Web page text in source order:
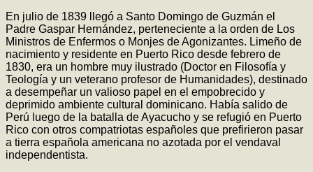
En julio de 1839 llegó a Santo Domingo de Guzmán el
Padre Gaspar Hernández, perteneciente a la orden de Los
Ministros de Enfermos o Monjes de Agonizantes. Limeño de
nacimiento y residente en Puerto Rico desde febrero de
1830, era un hombre muy ilustrado (Doctor en Filosofía y
Teología y un veterano profesor de Humanidades), destinado
a desempeñar un valioso papel en el empobrecido y
deprimido ambiente cultural dominicano. Había salido de
Perú luego de la batalla de Ayacucho y se refugió en Puerto
Rico con otros compatriotas españoles que prefirieron pasar
a tierra española americana no azotada por el vendaval
independentista.